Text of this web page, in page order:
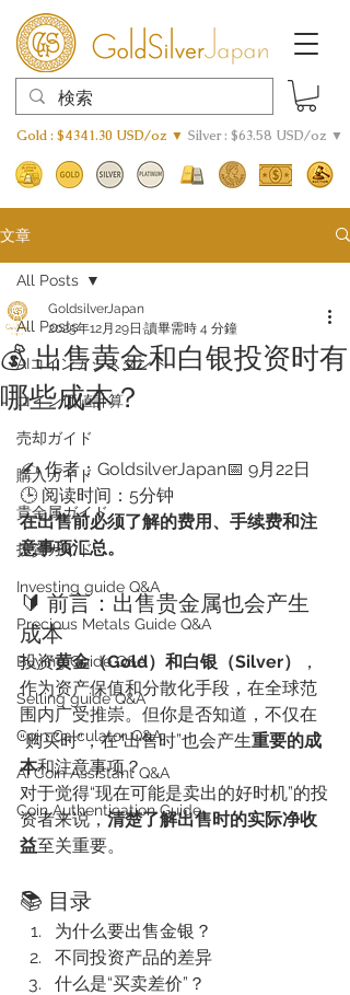
Gold : $4341.30 USD/oz ▼ Silver : $63.58 USD/oz ▼
文章
All Posts
AIコインアシスタント
​コイン価値計算
売却ガイド
購入ガイド
貴金属ガイド
投資ガイド
Investing guide Q&A
Precious Metals Guide Q&A
Buying Guide Q&A
Selling guide Q&A
Coin Calculator Q&A
AI Coin Assistant Q&A
Coin Authentication Guide
All Posts
💰 出售黄金和白银投资时有
哪些成本？
GoldsilverJapan
2025年12月29日 讀畢需時 4 分鐘
✍️ 作者：GoldsilverJapan📅 9月22日
🕒 阅读时间：5分钟
在出售前必须了解的费用、手续费和注
意事项汇总。
🔰 前言：出售贵金属也会产生
成本
投资黄金（Gold）和白银（Silver）
，
作为资产保值和分散化手段，在全球范
围内广受推崇。但你是否知道，不仅在
“购买时”，在“出售时”也会产生重要的成
本和注意事项？
对于觉得“现在可能是卖出的好时机”的投
资者来说，清楚了解出售时的实际净收
益至关重要。
📚 目录
为什么要出售金银？
不同投资产品的差异
什么是“买卖差价”？